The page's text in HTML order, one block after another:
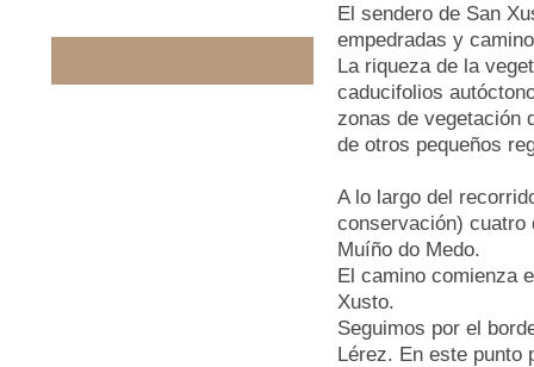
El sendero de San
empedradas y
La riqueza de la
caducifolios
zonas de vegetación
de otros pequeños
A lo largo del
conservación) cuatro
Muíño do Medo.
El camino comienza
Xusto.
Seguimos por el
Lérez. En este punto